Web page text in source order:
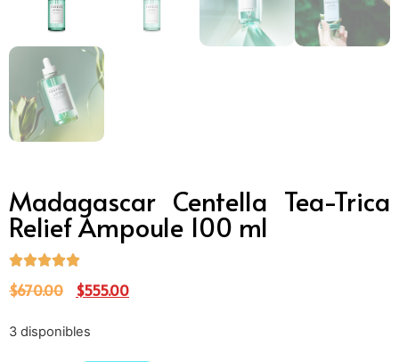
Madagascar Centella Tea-Trica
Relief Ampoule 100 ml
$670.00 $555.00
3 disponibles